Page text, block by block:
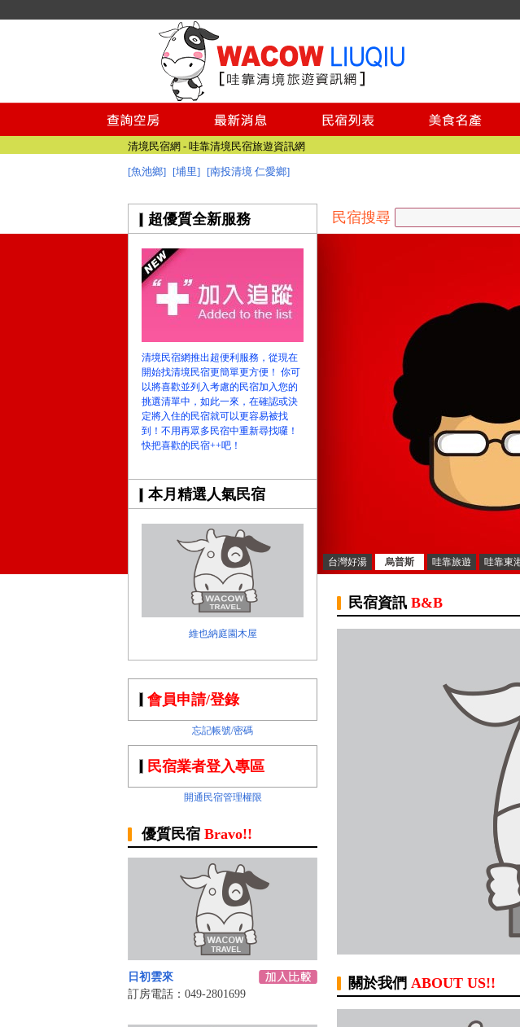
清境民宿網 - 哇靠清境民宿旅遊資訊網
南投民宿網
清境民宿網 - 哇靠清境民宿旅遊資訊網
[魚池鄉] [埔里] [南投清境 仁愛鄉]
超優質全新服務
清境民宿網推出超便利服務，從現在
開始找清境民宿更簡單更方便！ 你可
以將喜歡並列入考慮的民宿加入您的
挑選清單中，如此一來，在確認或決
定將入住的民宿就可以更容易被找
到！不用再眾多民宿中重新尋找囉！
快把喜歡的民宿++吧！
本月精選人氣民宿
維也納庭園木屋
台灣好湯 烏普斯 哇靠旅遊 哇靠東
民宿搜尋
會員申請/登錄
忘記帳號/密碼
民宿業者登入專區
開通民宿管理權限
優質民宿 Bravo!!
日初雲來
訂房電話：049-2801699
民宿資訊 B&B
關於我們 ABOUT US!!